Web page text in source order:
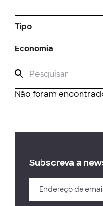
Tipo
Economia
Não foram
Subscreva a